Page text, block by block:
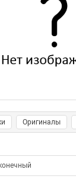
Оригиналы